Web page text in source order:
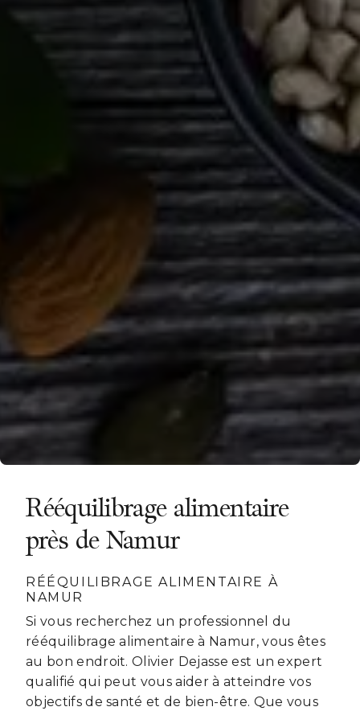
Rééquilibrage alimentaire
près de Namur
RÉÉQUILIBRAGE ALIMENTAIRE À
NAMUR
Si vous recherchez un professionnel du
rééquilibrage alimentaire à Namur, vous êtes
au bon endroit. Olivier Dejasse est un expert
qualifié qui peut vous aider à atteindre vos
objectifs de santé et de bien-être. Que vous